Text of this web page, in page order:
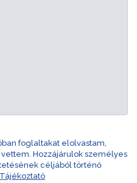
foglaltakat elolvastam,
Hozzájárulok személyes
céljából történő